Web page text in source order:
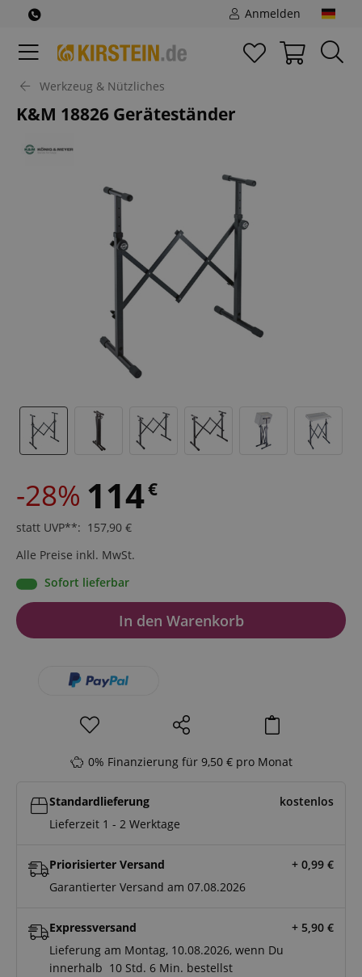
Anmelden
Werkzeug & Nützliches
K&M 18826 Geräteständer
-28% 114€
statt UVP**: 157,90 €
Alle Preise inkl. MwSt.
Sofort lieferbar
In den Warenkorb
0% Finanzierung für 9,50 € pro Monat
Standardlieferung
kostenlos
Lieferzeit 1 - 2 Werktage
Priorisierter Versand + 0,99 €
Garantierter Versand am 07.08.2026
Expressversand + 5,90 €
Lieferung am Montag, 10.08.2026, wenn Du
innerhalb 10 Std. 6 Min. bestellst